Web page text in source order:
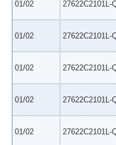
01/02 27622C2101L-
01/02 27622C2101L-
01/02 27622C2101L-
01/02 27622C2101L-
01/02 27622C2101L-